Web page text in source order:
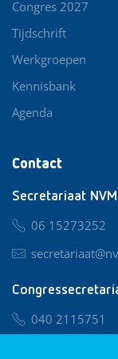
Contact
Secretariaat
06 15273252
040 2115751
Congres 2027
Tijdschrift
Werkgroepen
Kennisbank
Agenda